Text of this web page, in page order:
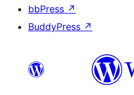
bbPress ↗
BuddyPress ↗